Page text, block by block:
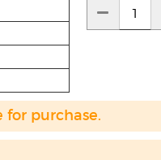
for purchase.